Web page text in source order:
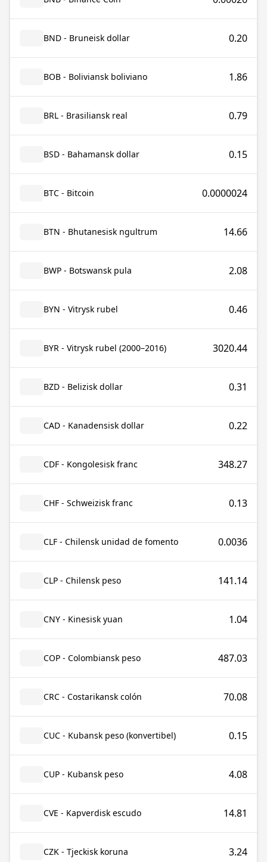
BND - Bruneisk dollar 0.20
BOB - Boliviansk boliviano 1.86
BRL - Brasiliansk real 0.79
BSD - Bahamansk dollar 0.15
BTC - Bitcoin 0.0000024
BTN - Bhutanesisk ngultrum 14.66
BWP - Botswansk pula 2.08
BYN - Vitrysk rubel 0.46
BYR - Vitrysk rubel (2000–2016) 3020.44
BZD - Belizisk dollar 0.31
CAD - Kanadensisk dollar 0.22
CDF - Kongolesisk franc 348.27
CHF - Schweizisk franc 0.13
CLF - Chilensk unidad de fomento 0.0036
CLP - Chilensk peso 141.14
CNY - Kinesisk yuan 1.04
COP - Colombiansk peso 487.03
CRC - Costarikansk colón 70.08
CUC - Kubansk peso (konvertibel) 0.15
CUP - Kubansk peso 4.08
CVE - Kapverdisk escudo 14.81
CZK - Tjeckisk koruna 3.24